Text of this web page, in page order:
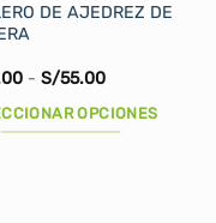
DE AJEDREZ DE
- S/55.00Rango
precios:
desde
OPCIONES